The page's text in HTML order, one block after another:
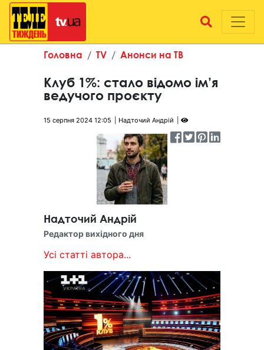
Головна TV Анонси на ТВ
Клуб 1%: стало відомо ім’я
ведучого проєкту
15 серпня 2024 12:05 Надточий Андрій
Надточий Андрій
Редактор вихідного дня
Усі статті автора...